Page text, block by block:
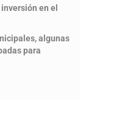
en el
algunas
para